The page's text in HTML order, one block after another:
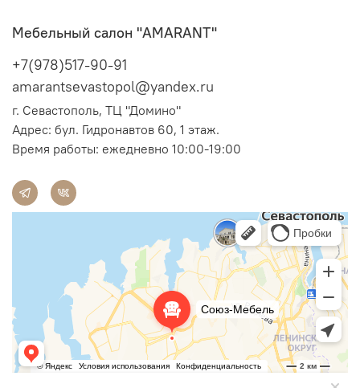
Мебельный салон "AMARANT"
+7(978)517-90-91
amarantsevastopol@yandex.ru
г. Севастополь, ТЦ "Домино"
Адрес: бул. Гидронавтов 60, 1 этаж.
Время работы: ежедневно 10:00-19:00